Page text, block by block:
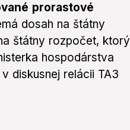
prorastové
dosah na štátny
štátny rozpočet, ktorý
hospodárstva
diskusnej relácii TA3